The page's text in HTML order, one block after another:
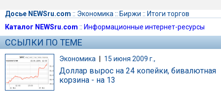
Досье NEWSru.com :: Экономика :: Биржи :: Итоги торгов
Каталог NEWSru.com :: Информационные интернет-ресурсы
ССЫЛКИ ПО ТЕМЕ
Экономика | 15 июня 2009 г.,
Доллар вырос на 24 копейки, бивалютная
корзина - на 13